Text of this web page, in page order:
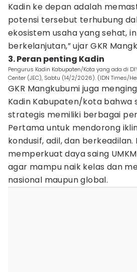
Kadin ke depan adalah
potensi tersebut terhubung
ekosistem usaha yang sehat,
berkelanjutan,” ujar GKR
3. Peran penting Kadin
Pengurus Kadin Kabupaten/Kota yang ada di
Center (JEC), Sabtu (14/2/2026). (IDN Times/
GKR Mangkubumi juga
Kadin Kabupaten/kota bahwa
strategis memiliki berbagai
Pertama untuk mendorong
kondusif, adil, dan berkeadilan.
memperkuat daya saing
agar mampu naik kelas dan
nasional maupun global.